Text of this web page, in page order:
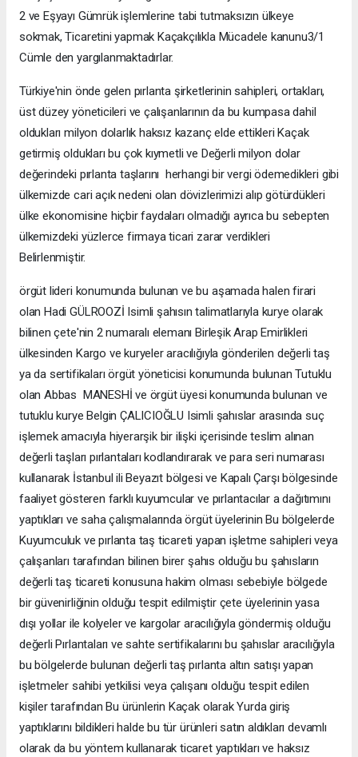
2 ve Eşyayı Gümrük işlemlerine tabi tutmaksızın ülkeye
sokmak, Ticaretini yapmak Kaçakçılıkla Mücadele kanunu3/1
Cümle den yargılanmaktadırlar.
Türkiye'nin önde gelen pırlanta şirketlerinin sahipleri, ortakları,
üst düzey yöneticileri ve çalışanlarının da bu kumpasa dahil
oldukları milyon dolarlık haksız kazanç elde ettikleri Kaçak
getirmiş oldukları bu çok kıymetli ve Değerli milyon dolar
değerindeki pırlanta taşlarını herhangi bir vergi ödemedikleri gibi
ülkemizde cari açık nedeni olan dövizlerimizi alıp götürdükleri
ülke ekonomisine hiçbir faydaları olmadığı ayrıca bu sebepten
ülkemizdeki yüzlerce firmaya ticari zarar verdikleri
Belirlenmiştir.
örgüt lideri konumunda bulunan ve bu aşamada halen firari
olan Hadi GÜLROOZİ Isimli şahısın talimatlarıyla kurye olarak
bilinen çete'nin 2 numaralı elemanı Birleşik Arap Emirlikleri
ülkesinden Kargo ve kuryeler aracılığıyla gönderilen değerli taş
ya da sertifikaları örgüt yöneticisi konumunda bulunan Tutuklu
olan Abbas MANESHİ ve örgüt üyesi konumunda bulunan ve
tutuklu kurye Belgin ÇALICIOĞLU Isimli şahıslar arasında suç
işlemek amacıyla hiyerarşik bir ilişki içerisinde teslim alınan
değerli taşları pırlantaları kodlandırarak ve para seri numarası
kullanarak İstanbul ili Beyazıt bölgesi ve Kapalı Çarşı bölgesinde
faaliyet gösteren farklı kuyumcular ve pırlantacılar a dağıtımını
yaptıkları ve saha çalışmalarında örgüt üyelerinin Bu bölgelerde
Kuyumculuk ve pırlanta taş ticareti yapan işletme sahipleri veya
çalışanları tarafından bilinen birer şahıs olduğu bu şahısların
değerli taş ticareti konusuna hakim olması sebebiyle bölgede
bir güvenirliğinin olduğu tespit edilmiştir çete üyelerinin yasa
dışı yollar ile kolyeler ve kargolar aracılığıyla göndermiş olduğu
değerli Pırlantaları ve sahte sertifikalarını bu şahıslar aracılığıyla
bu bölgelerde bulunan değerli taş pırlanta altın satışı yapan
işletmeler sahibi yetkilisi veya çalışanı olduğu tespit edilen
kişiler tarafından Bu ürünlerin Kaçak olarak Yurda giriş
yaptıklarını bildikleri halde bu tür ürünleri satın aldıkları devamlı
olarak da bu yöntem kullanarak ticaret yaptıkları ve haksız